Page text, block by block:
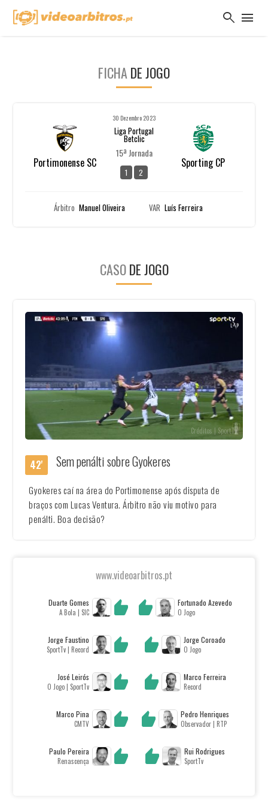
search menu
FICHA DE JOGO
Portimonense SC
30 Dezembro 2023
Liga Portugal
Betclic
15ª Jornada
1 2
Sporting CP
Árbitro Manuel Oliveira VAR Luís Ferreira
CASODE JOGO
Créditos | SportTv
42' Sem penálti sobre Gyokeres
Gyokeres caí na área do Portimonense após disputa de
braços com Lucas Ventura. Árbitro não viu motivo para
penálti. Boa decisão?
www.videoarbitros.pt
Duarte Gomes
A Bola | SIC
Fortunado Azevedo
O Jogo
Jorge Faustino
SportTv | Record
Jorge Coroado
O Jogo
José Leirós
O Jogo | SportTv
Marco Ferreira
Record
Marco Pina
CMTV
Pedro Henriques
Observador | RTP
Paulo Pereira
Renascença
Rui Rodrigues
SportTv